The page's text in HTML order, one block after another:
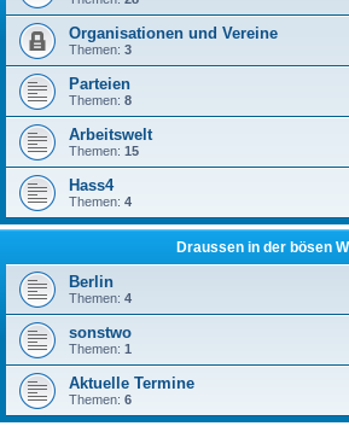
Organisationen und Vereine
Themen: 3
Parteien
Themen: 8
Arbeitswelt
Themen: 15
Hass4
Themen: 4
Draussen in der bösen
Berlin
Themen: 4
sonstwo
Themen: 1
Aktuelle Termine
Themen: 6